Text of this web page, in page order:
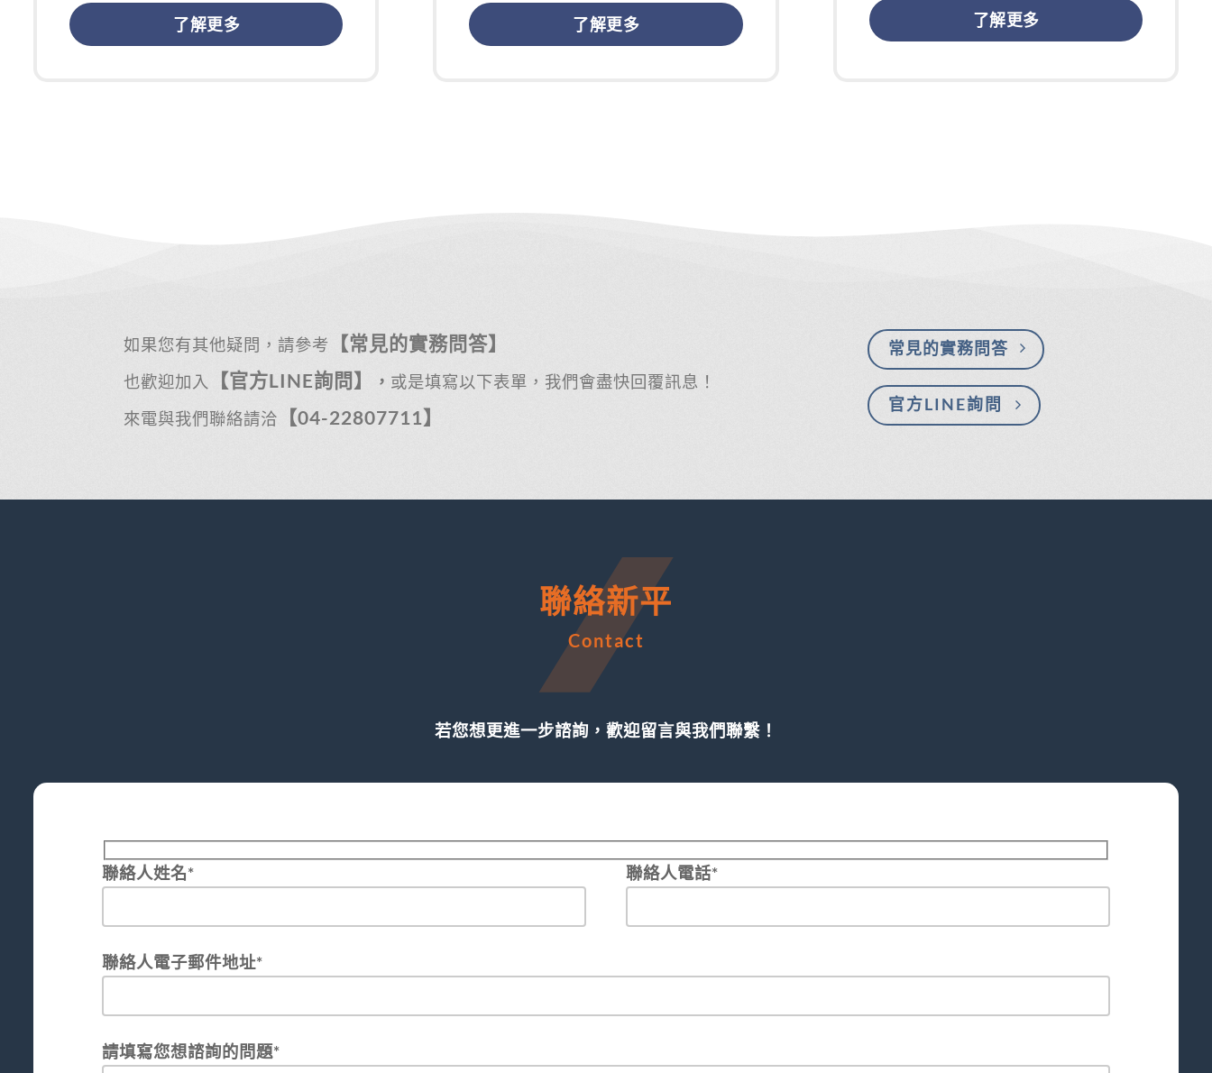
了解更多 了解更多 了解更多
如果您有其他疑問，請參考 【常見的實務問答】
也歡迎加入 【官方LINE詢問】 ， 或是填寫以下表單，我們會盡快回覆訊息！
來電與我們聯絡請洽
【04-22807711】
常見的實務問答
官方LINE詢問
聯絡新平
Contact
若您想更進一步諮詢，歡迎留言與我們聯繫！
聯絡人姓名* 聯絡人電話*
聯絡人電子郵件地址*
請填寫您想諮詢的問題*